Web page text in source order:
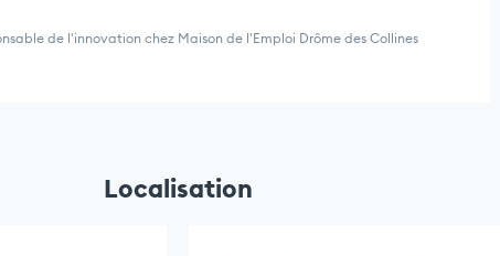
de l'innovation chez Maison de l'Emploi Drôme des Collines
Localisation